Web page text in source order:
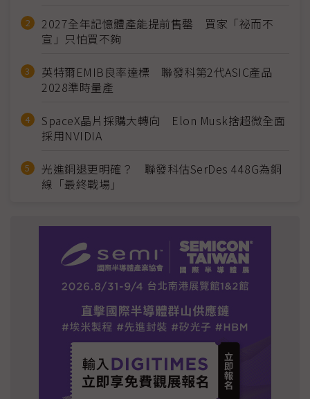
2027全年記憶體產能提前售罄 買家「祕而不
宣」只怕買不夠
英特爾EMIB良率達標 聯發科第2代ASIC產品
2028準時量產
SpaceX晶片採購大轉向 Elon Musk捨超微全面
採用NVIDIA
光進銅退更明確？ 聯發科估SerDes 448G為銅
線「最終戰場」